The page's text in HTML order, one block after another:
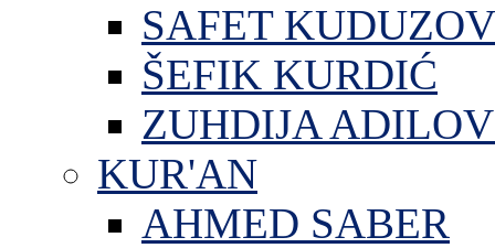
SAFET
ŠEFIK KURDIĆ
ZUHDIJA
KUR'AN
AHMED SABER